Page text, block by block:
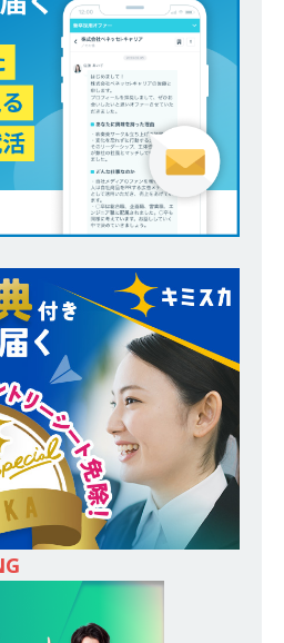
。売上は常に右肩上がり ｜ 未経験から営
て成長・収入アップが目指せる環境 ｜ オ
体育会積極採用企業
5月13日 ]
【 28卒 ｜ トップ企業内定の
!! 満足度98％のインターン 】 東京勤務・
し ｜ 文系IT未経験でもOK ｜ 新卒の3年以
率91％ ｜ IT社会の今まさに求められてい
チャー企業 ｜ 新卒2年目で1,000万円越え
!! ｜ データX
体育会積極採用企業
年5月13日 ]
【 28卒 ｜ 仕事の全容を知れ
プンカンパニー 】 大林グループ ｜ 全国規
要施設の建設に携わるサブコン ｜ 環境保
炭素社会の実現にも貢献 ｜ 初任給28万
｜ 年間休日125日 ｜ オーク設備工業
積極採用企業
年5月13日 ] 【 28卒 ｜ 建築プロセスの一
験できるイベント開催 】香川・大阪勤務